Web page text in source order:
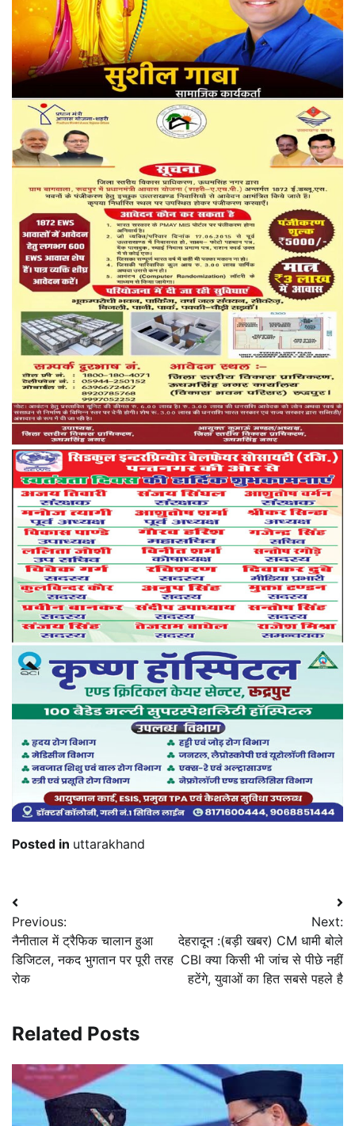
Posted in uttarakhand
Post
navigation
Previous:
नैनीताल में ट्रैफिक चालान हुआ
डिजिटल, नकद भुगतान पर पूरी तरह
रोक
Next:
देहरादून :(बड़ी खबर) CM धामी बोले
CBI क्या किसी भी जांच से पीछे नहीं
हटेंगे, युवाओं का हित सबसे पहले है
Related Posts